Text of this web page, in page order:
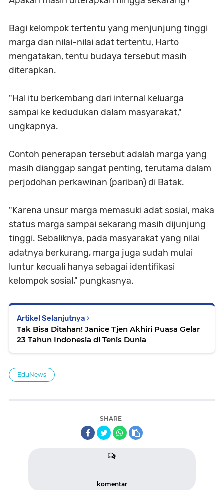
Bagi kelompok tertentu yang menjunjung tinggi
marga dan nilai-nilai adat tertentu, Harto
mengatakan, tentu budaya tersebut masih
diterapkan.
"Hal itu berkembang dari internal keluarga
sampai ke kedudukan dalam masyarakat,"
ungkapnya.
Contoh penerapan tersebut adalah marga yang
masih dianggap sangat penting, terutama dalam
perjodohan perkawinan (pariban) di Batak.
"Karena unsur marga memasuki adat sosial, maka
status marga sampai sekarang masih dijunjung
tinggi. Sebaliknya, pada masyarakat yang nilai
adatnya berkurang, marga juga sudah mulai
luntur kecuali hanya sebagai identifikasi
kelompok sosial," pungkasnya.
Artikel Selanjutnya
Tak Bisa Ditahan! Janice Tjen Akhiri Puasa Gelar
23 Tahun Indonesia di Tenis Dunia
EduNews
SHARE
komentar